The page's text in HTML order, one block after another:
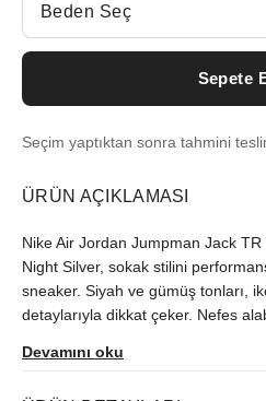
Beden Seç
Sepete
Seçim yaptıktan sonra tahmini
ÜRÜN AÇIKLAMASI
Nike Air Jordan Jumpman Jack
Night Silver, sokak stilini
sneaker. Siyah ve gümüş tonları,
detaylarıyla dikkat çeker. Nefes
sunar. Dayanıklı dış taban çok
Devamını oku